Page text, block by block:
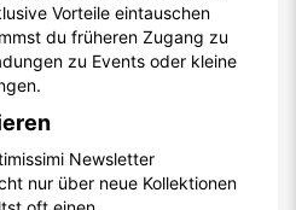
Vorteile eintauschen
du früheren Zugang zu
zu Events oder kleine
Newsletter
nur über neue Kollektionen